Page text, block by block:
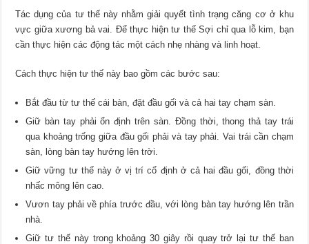
Tác dụng của tư thế này nhằm giải quyết tình trạng căng cơ ở khu
vực giữa xương bả vai. Để thực hiện tư thế Sợi chỉ qua lỗ kim, bạn
cần thực hiện các động tác một cách nhẹ nhàng và linh hoạt.
Cách thực hiện tư thế này bao gồm các bước sau:
Bắt đầu từ tư thế cái bàn, đặt đầu gối và cả hai tay chạm sàn.
Giữ bàn tay phải ổn định trên sàn. Đồng thời, thong thả tay trái
qua khoảng trống giữa đầu gối phải và tay phải. Vai trái cần chạm
sàn, lòng bàn tay hướng lên trời.
Giữ vững tư thế này ở vị trí cố định ở cả hai đầu gối, đồng thời
nhấc mông lên cao.
Vươn tay phải về phía trước đầu, với lòng bàn tay hướng lên trần
nhà.
Giữ tư thế này trong khoảng 30 giây rồi quay trở lại tư thế ban